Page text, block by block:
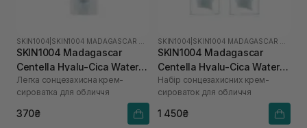
SKIN1004
SKIN1004 Madagascar
Centella Hyalu-Cica Water-
Fit Sun Serum SPF50+
PA++++ 15 мл
Легка сонцезахисна крем-
сироватка для обличчя
370₴
SKIN1004
SKIN1004 Madagascar
Centella Hyalu-Cica Water-
Fit Sun Serum
Набір сонцезахисних крем-
сироваток для обличчя
1 450₴